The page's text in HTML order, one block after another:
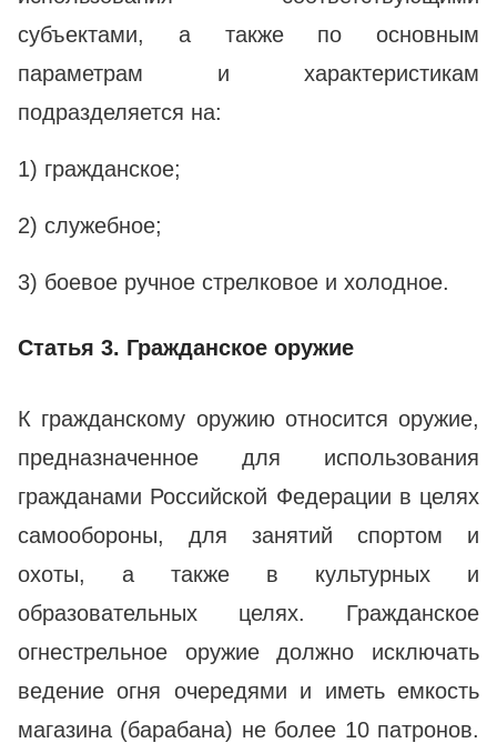
субъектами, а также по основным
параметрам и характеристикам
подразделяется на:
1) гражданское;
2) служебное;
3) боевое ручное стрелковое и холодное.
Статья 3. Гражданское оружие
К гражданскому оружию относится оружие,
предназначенное для использования
гражданами Российской Федерации в целях
самообороны, для занятий спортом и
охоты, а также в культурных и
образовательных целях. Гражданское
огнестрельное оружие должно исключать
ведение огня очередями и иметь емкость
магазина (барабана) не более 10 патронов.